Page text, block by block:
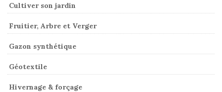
Cultiver son jardin
Fruitier, Arbre et Verger
Gazon synthétique
Géotextile
Hivernage & forçage